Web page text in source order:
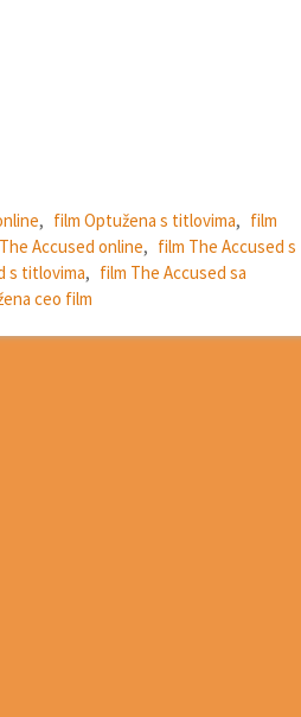
, film Optužena s titlovima, film
Accused online, film The Accused s
s titlovima, film The Accused sa
ceo film